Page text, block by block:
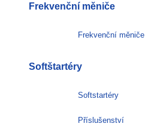
Frekvenční měniče
Frekvenční měniče
Softštartéry
Softstartéry
Příslušenství